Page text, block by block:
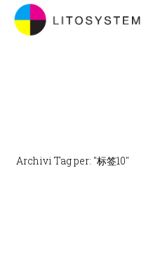
Archivi Tag per: "标签10"